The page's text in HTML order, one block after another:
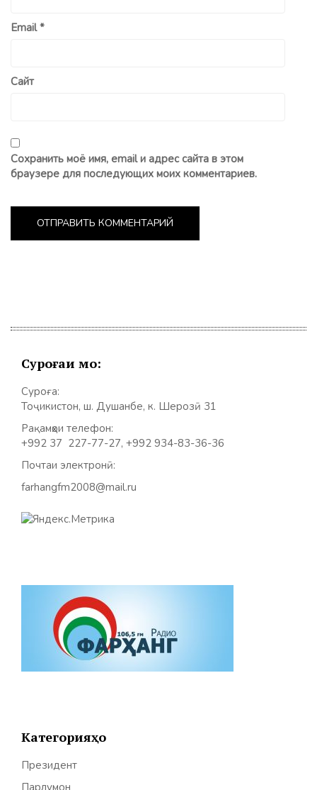
Email*
Сайт
Сохранить моё имя, email и адрес сайта в этом
браузере для последующих моих комментариев.
Суроғаи мо:
Суроға:
Тоҷикистон, ш. Душанбе, к. Шерозӣ 31
Рақамҳои телефон:
+992 37 227-77-27, +992 934-83-36-36
Почтаи электронӣ:
farhangfm2008@mail.ru
Категорияҳо
Президент
Парлумон